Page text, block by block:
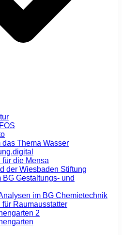
das Thema Wasser
für die Mensa
der Wiesbaden Stiftung
Gestaltungs- und
im BG Chemietechnik
Raumausstatter
2